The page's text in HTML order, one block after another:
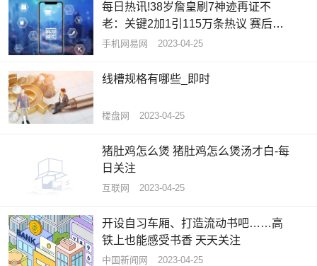
每日热讯!38岁詹皇刷7神迹再证不
老：关键2加1引115万条热议 赛后不
贪功
手机网易网 2023-04-25
线槽规格有哪些_即时
楼盘网 2023-04-25
猪肚鸡怎么煲 猪肚鸡怎么煲汤才白-每
日关注
互联网 2023-04-25
开设自习车厢、打造流动书吧……高
铁上也能感受书香 天天关注
中国新闻网 2023-04-25